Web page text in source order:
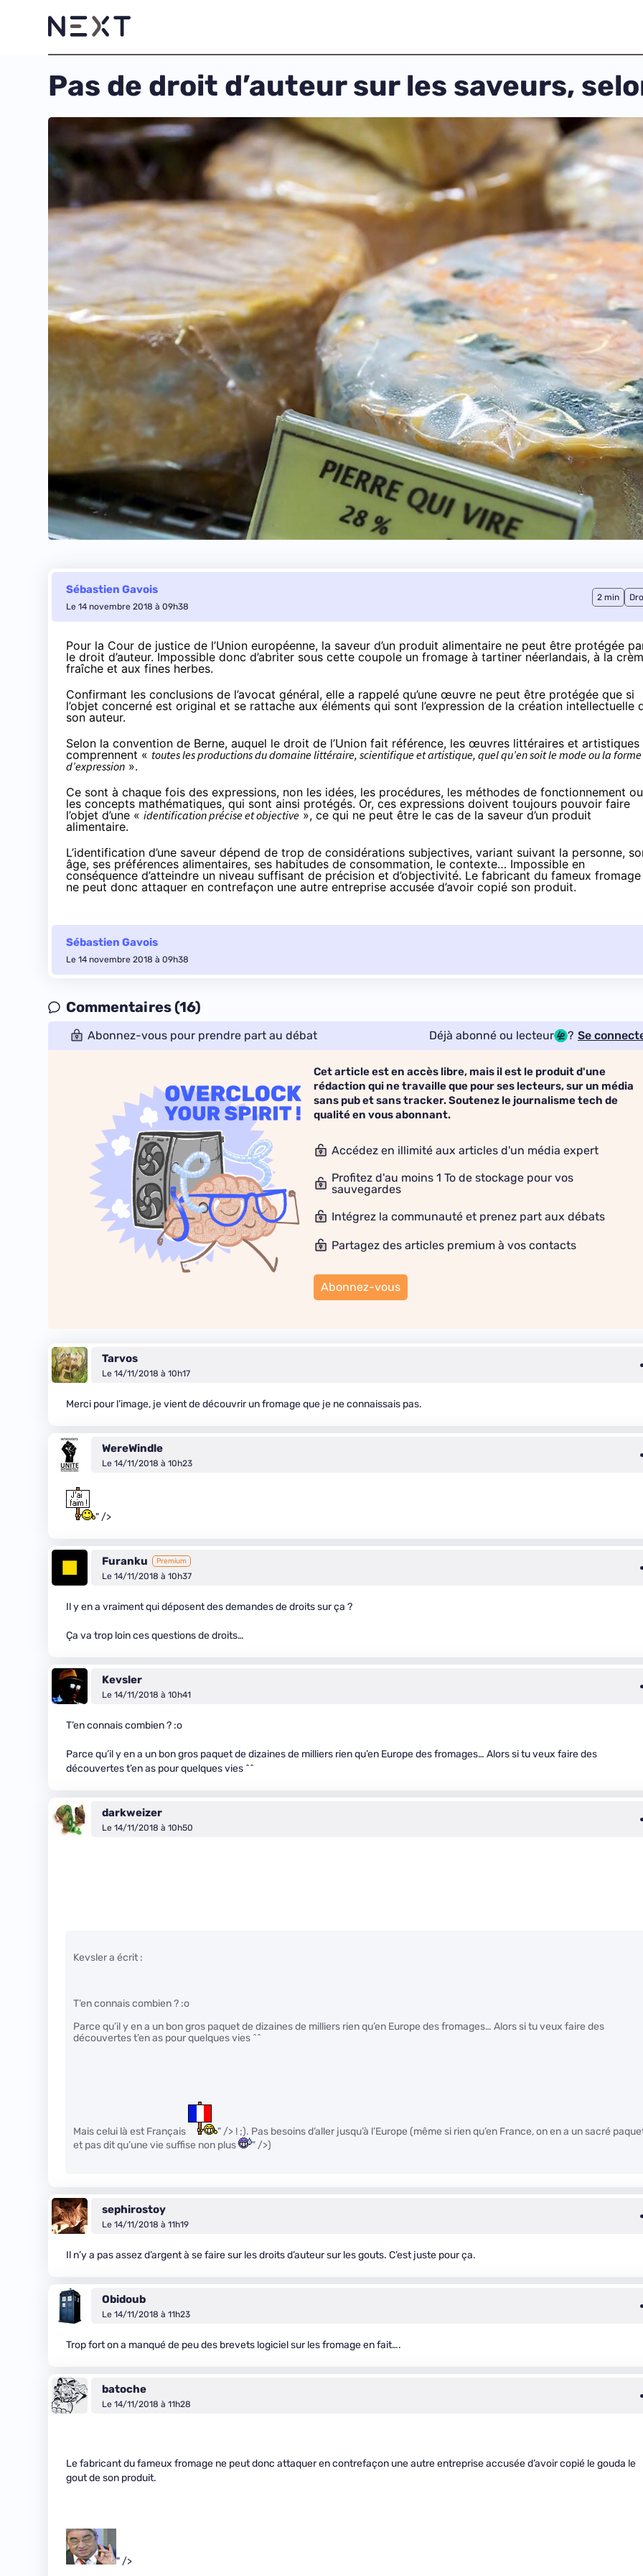
Pas de droit d’auteur sur les saveurs,
Sébastien Gavois
Le 14 novembre 2018 à 09h38
2 min
Pour la Cour de justice de l’Union européenne, la saveur d’un produit alimentaire ne peut être protégée
le droit d’auteur. Impossible donc d’abriter sous cette coupole un fromage à tartiner néerlandais, à la
fraîche et aux fines herbes.
Confirmant les conclusions de l’avocat général, elle a rappelé qu’une œuvre ne peut être protégée que si
l’objet concerné est original et se rattache aux éléments qui sont l’expression de la création intellectuelle
son auteur.
Selon la convention de Berne, auquel le droit de l’Union fait référence, les œuvres littéraires et artistiques
comprennent « toutes les productions du domaine littéraire, scientifique et artistique, quel qu’en soit le mode ou la forme
d’expression ».
Ce sont à chaque fois des expressions, non les idées, les procédures, les méthodes de fonctionnement ou
les concepts mathématiques, qui sont ainsi protégés. Or, ces expressions doivent toujours pouvoir faire
l’objet d’une « identification précise et objective », ce qui ne peut être le cas de la saveur d’un produit
alimentaire.
L’identification d’une saveur dépend de trop de considérations subjectives, variant suivant la personne,
âge, ses préférences alimentaires, ses habitudes de consommation, le contexte… Impossible en
conséquence d’atteindre un niveau suffisant de précision et d’objectivité. Le fabricant du fameux fromage
ne peut donc attaquer en contrefaçon une autre entreprise accusée d’avoir copié son produit.
Sébastien Gavois
Le 14 novembre 2018 à 09h38
Commentaires (16)
Abonnez-vous pour prendre part au débat Déjà abonné ou lecteur ? Se
Cet article est en accès libre, mais il est le produit d'une
rédaction qui ne travaille que pour ses lecteurs, sur un média
sans pub et sans tracker. Soutenez le journalisme tech de
qualité en vous abonnant.
Accédez en illimité aux articles d'un média expert
Profitez d'au moins 1 To de stockage pour vos
sauvegardes
Intégrez la communauté et prenez part aux débats
Partagez des articles premium à vos contacts
Abonnez-vous
Tarvos
Le 14/11/2018 à 10h17
Merci pour l’image, je vient de découvrir un fromage que je ne connaissais pas.
WereWindle
Le 14/11/2018 à 10h23
" />
Furanku Premium
Le 14/11/2018 à 10h37
Il y en a vraiment qui déposent des demandes de droits sur ça ?
Ça va trop loin ces questions de droits…
Kevsler
Le 14/11/2018 à 10h41
T’en connais combien ? :o
Parce qu’il y en a un bon gros paquet de dizaines de milliers rien qu’en Europe des fromages… Alors si tu veux faire des
découvertes t’en as pour quelques vies ^^
darkweizer
Le 14/11/2018 à 10h50
Kevsler a écrit :
T’en connais combien ? :o
Parce qu’il y en a un bon gros paquet de dizaines de milliers rien qu’en Europe des fromages… Alors si tu veux faire des
découvertes t’en as pour quelques vies ^^
Mais celui là est Français
" /> ! ;). Pas besoins d’aller jusqu’à l’Europe (même si rien qu’en France, on en a un sacré
et pas dit qu’une vie suffise non plus
" />)
sephirostoy
Le 14/11/2018 à 11h19
Il n’y a pas assez d’argent à se faire sur les droits d’auteur sur les gouts. C’est juste pour ça.
Obidoub
Le 14/11/2018 à 11h23
Trop fort on a manqué de peu des brevets logiciel sur les fromage en fait….
batoche
Le 14/11/2018 à 11h28
Le fabricant du fameux fromage ne peut donc attaquer en contrefaçon une autre entreprise accusée d’avoir copié le gouda le
gout de son produit.
" />